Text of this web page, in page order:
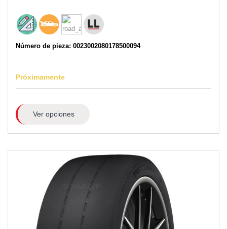
Número de pieza: 0023002080178500094
Próximamente
Ver opciones